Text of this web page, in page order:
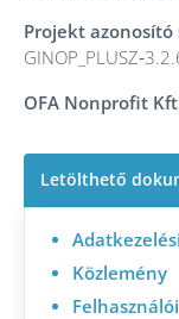
Projekt azonosító
OFA Nonprofit
Letölthető
Közlemény